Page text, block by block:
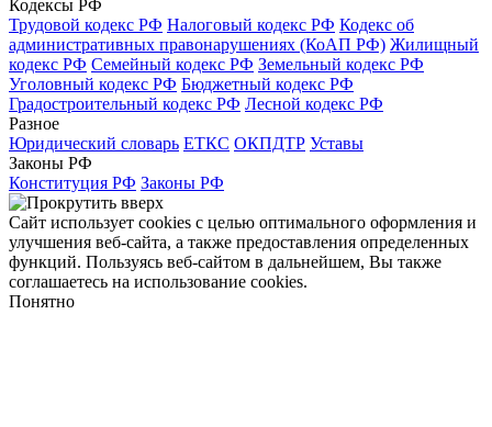
Кодексы РФ
Трудовой кодекс РФ Налоговый кодекс РФ Кодекс об
административных правонарушениях (КоАП РФ) Жилищный
кодекс РФ Семейный кодекс РФ Земельный кодекс РФ
Уголовный кодекс РФ Бюджетный кодекс РФ
Градостроительный кодекс РФ Лесной кодекс РФ
Разное
Юридический словарь ЕТКС ОКПДТР Уставы
Законы РФ
Конституция РФ Законы РФ
Сайт использует cookies с целью оптимального оформления и
улучшения веб-сайта, а также предоставления определенных
функций. Пользуясь веб-сайтом в дальнейшем, Вы также
соглашаетесь на использование cookies.
Понятно